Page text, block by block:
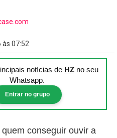
às 07:52
notícias de HZ no seu
Whatsapp.
Entrar no grupo